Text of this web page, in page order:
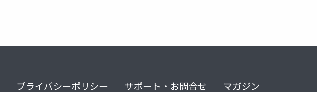
プライバシーポリシー サポート・お問合せ マガジン